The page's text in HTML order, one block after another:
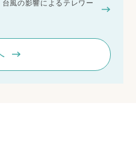
台風の影響によるテレワー